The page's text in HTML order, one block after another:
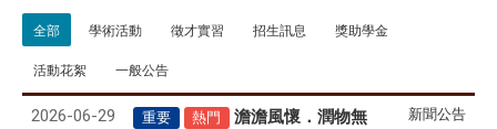
全部 學術活動 徵才實習 招生訊息 獎助學金
活動花絮 一般公告
2026-06-29 重要 熱門
澹澹風懷．潤物無
新聞公告